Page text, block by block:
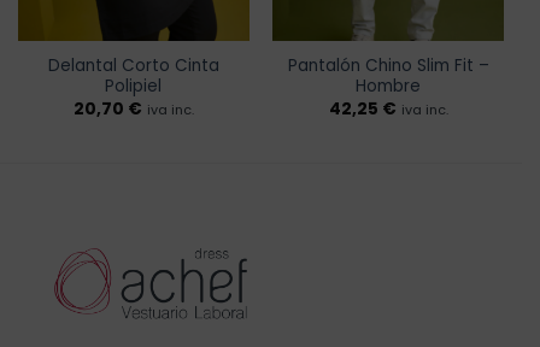
Delantal Corto Cinta
Polipiel
20,70 € iva inc.
Pantalón Chino Slim Fit –
Hombre
42,25 € iva inc.